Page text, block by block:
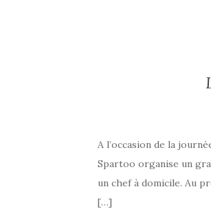
A l’occasion de la
Spartoo organise un
un chef à domicile. Au
[…]